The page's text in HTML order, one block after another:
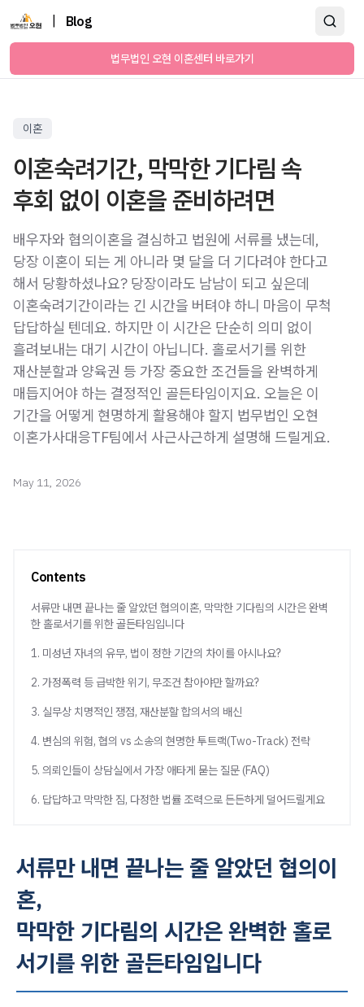
Blog
법무법인 오현 이혼센터 바로가기
이혼
이혼숙려기간, 막막한 기다림 속
후회 없이 이혼을 준비하려면
배우자와 협의이혼을 결심하고 법원에 서류를 냈는데,
당장 이혼이 되는 게 아니라 몇 달을 더 기다려야 한다고
해서 당황하셨나요? 당장이라도 남남이 되고 싶은데
이혼숙려기간이라는 긴 시간을 버텨야 하니 마음이 무척
답답하실 텐데요. 하지만 이 시간은 단순히 의미 없이
흘려보내는 대기 시간이 아닙니다. 홀로서기를 위한
재산분할과 양육권 등 가장 중요한 조건들을 완벽하게
매듭지어야 하는 결정적인 골든타임이지요. 오늘은 이
기간을 어떻게 현명하게 활용해야 할지 법무법인 오현
이혼가사대응TF팀에서 사근사근하게 설명해 드릴게요.
May 11, 2026
Contents
서류만 내면 끝나는 줄 알았던 협의이혼, 막막한 기다림의 시간은 완벽
한 홀로서기를 위한 골든타임입니다
1. 미성년 자녀의 유무, 법이 정한 기간의 차이를 아시나요?
2. 가정폭력 등 급박한 위기, 무조건 참아야만 할까요?
3. 실무상 치명적인 쟁점, 재산분할 합의서의 배신
4. 변심의 위험, 협의 vs 소송의 현명한 투트랙(Two-Track) 전략
5. 의뢰인들이 상담실에서 가장 애타게 묻는 질문 (FAQ)
6. 답답하고 막막한 짐, 다정한 법률 조력으로 든든하게 덜어드릴게요
서류만 내면 끝나는 줄 알았던 협의이
혼,
막막한 기다림의 시간은 완벽한 홀로
서기를 위한 골든타임입니다